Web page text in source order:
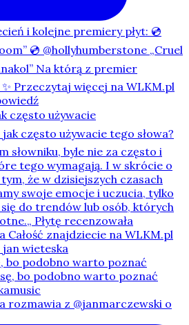
często używacie
bo podobno warto poznać
rozmawia z @janmarczewski o